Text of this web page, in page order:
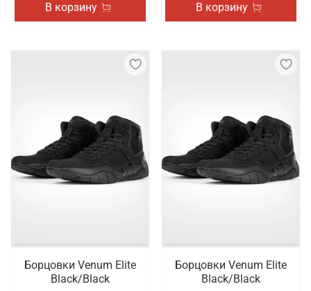
В корзину В корзину
Борцовки Venum Elite
Black/Black
Борцовки Venum Elite
Black/Black